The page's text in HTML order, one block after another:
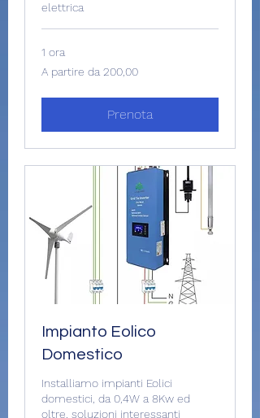
elettrica
1 ora
partire
A partire da 200,00
Prenota
Impianto Eolico
Domestico
Installiamo impianti Eolici
domestici, da 0,4W a 8Kw ed
oltre, soluzioni interessanti